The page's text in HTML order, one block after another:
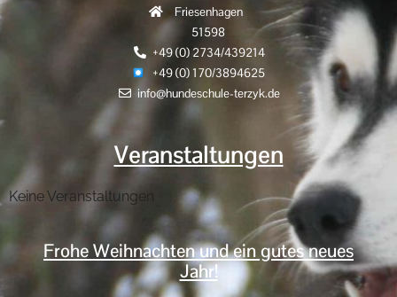
Friesenhagen
51598
+49 (0) 2734/439214
+49 (0) 170/3894625
info@hundeschule-terzyk.de
Veranstaltungen
Keine Veranstaltungen
Frohe Weihnachten und ein gutes neues
Jahr!